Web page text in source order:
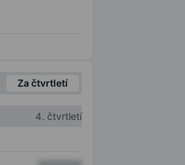
Za čtvrtletí
4. čtvrtletí